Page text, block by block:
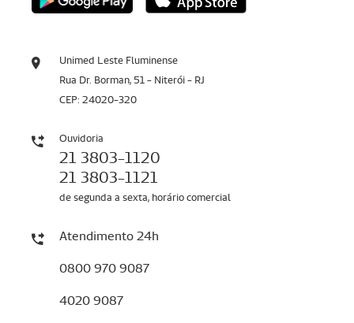
Unimed Leste Fluminense
Rua Dr. Borman, 51 - Niterói - RJ
CEP: 24020-320
Ouvidoria
21 3803-1120
21 3803-1121
de segunda a sexta, horário comercial
Atendimento 24h
0800 970 9087
4020 9087